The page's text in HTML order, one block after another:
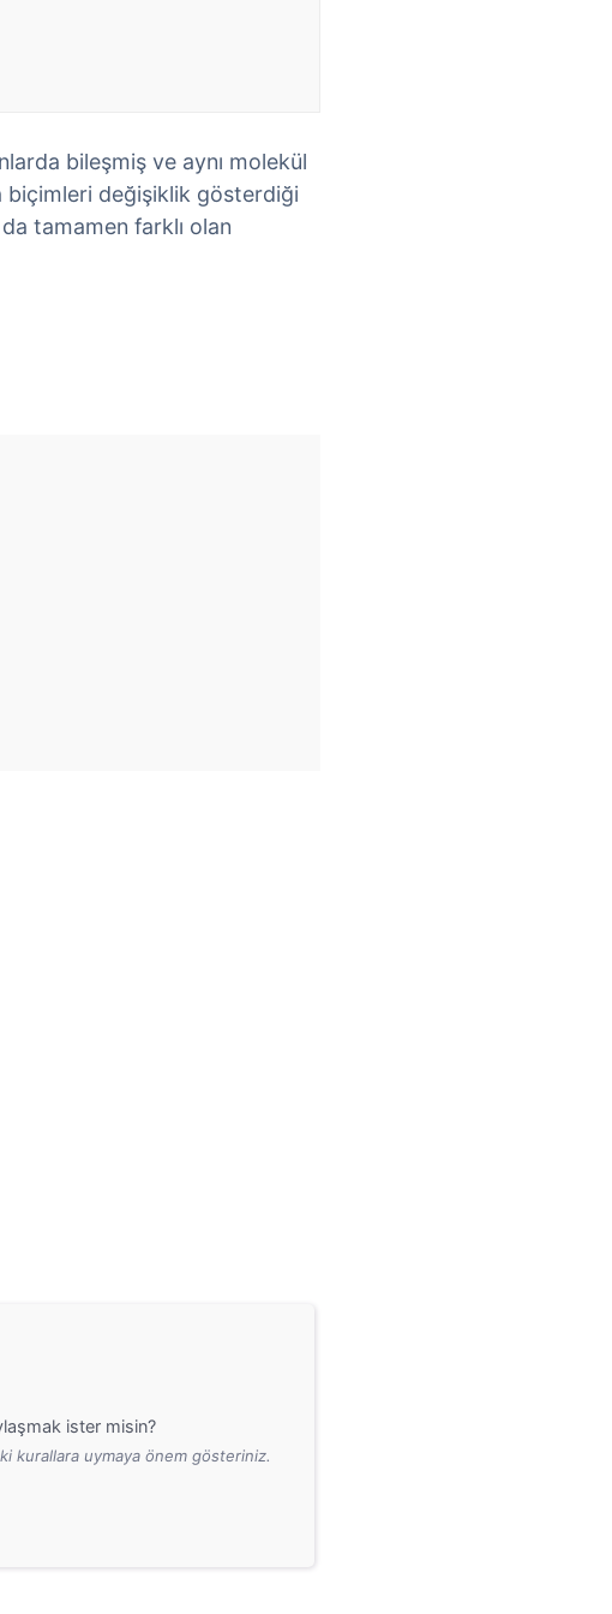
bileşmiş ve aynı molekül
biçimleri değişiklik gösterdiği
tamamen farklı olan
ister misin?
kurallara uymaya önem gösteriniz.